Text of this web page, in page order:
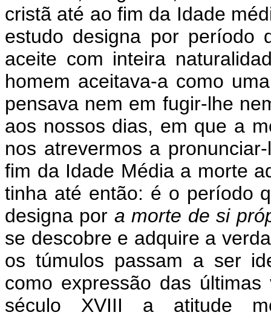
cristã até ao fim da Idade
estudo designa por período
aceite com inteira
homem aceitava-a como
pensava nem em fugir-lhe
aos nossos dias, em que a
nos atrevermos a
fim da Idade Média a morte
tinha até então: é o período
designa por a morte de si
se descobre e adquire a
os túmulos passam a ser
como expressão das
século XVIII a atitude